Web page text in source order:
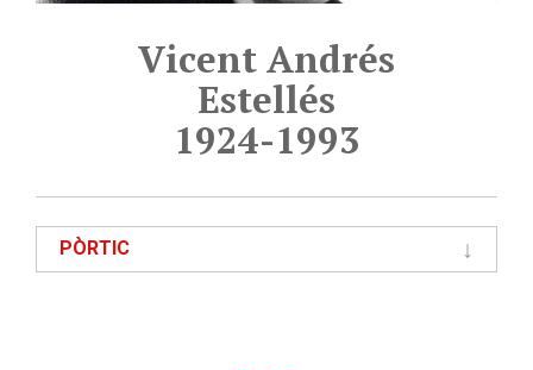
Vicent Andrés
Estellés
1924-1993
PÒRTIC